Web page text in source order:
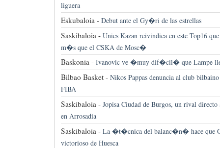
liguera
Eskubaloia - Debut ante el Gy�ri de las estrellas
Saskibaloia - Unics Kazan reivindica en este Top16
m�s que el CSKA de Mosc�
Baskonia - Ivanovic ve �muy dif�cil� que Lampe
Bilbao Basket - Nikos Pappas denuncia al club
FIBA
Saskibaloia - Jopisa Ciudad de Burgos, un rival
en Arrosadia
Saskibaloia - La �t�cnica del balanc�n� hace que
victorioso de Huesca